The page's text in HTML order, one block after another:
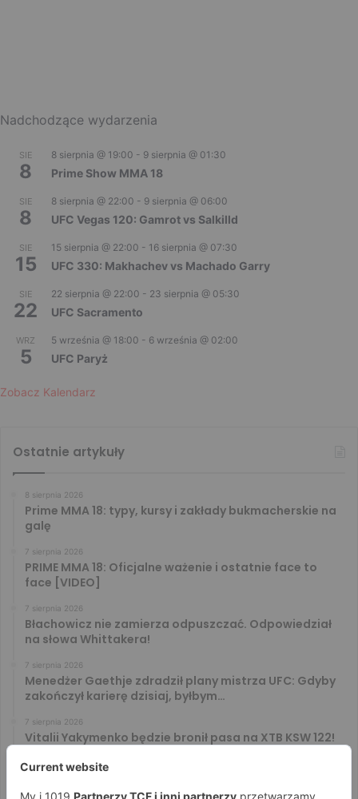
Nadchodzące wydarzenia
SIE
8
8 sierpnia @ 19:00 - 9 sierpnia @ 01:30
Prime Show MMA 18
SIE
8
8 sierpnia @ 22:00 - 9 sierpnia @ 06:00
UFC Vegas 120: Gamrot vs Salkilld
SIE
15
15 sierpnia @ 22:00 - 16 sierpnia @ 07:30
UFC 330: Makhachev vs Machado Garry
SIE
22
22 sierpnia @ 22:00 - 23 sierpnia @ 05:30
UFC Sacramento
WRZ
5
5 września @ 18:00 - 6 września @ 02:00
UFC Paryż
Zobacz Kalendarz
Ostatnie artykuły
8 sierpnia 2026
Prime MMA 18: typy, kursy i zakłady bukmacherskie na
galę
7 sierpnia 2026
PRIME MMA 18: Oficjalne ważenie i ostatnie face to
face [VIDEO]
7 sierpnia 2026
Błachowicz nie zamierza odpuszczać. Odpowiedział
na słowa Whittakera!
7 sierpnia 2026
Menedżer Gaethje zdradził plany mistrza UFC: Gdyby
zakończył karierę dzisiaj, byłbym…
7 sierpnia 2026
Vitalii Yakymenko będzie bronił pasa na XTB KSW 122!
Iwo Baraniewski wystąpi na UFC 331. Polak częścią